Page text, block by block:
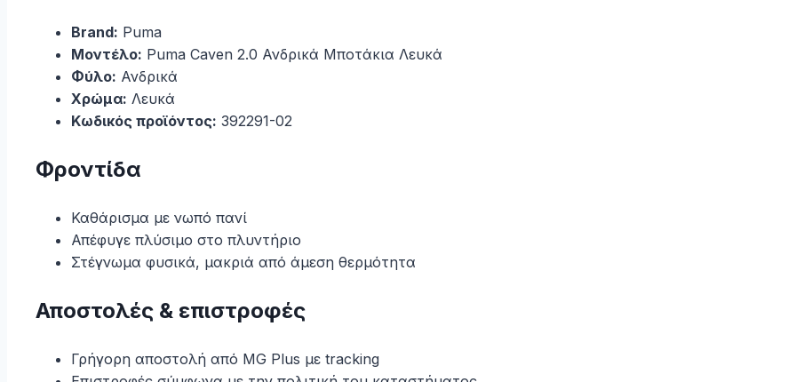
Brand: Puma
Μοντέλο: Puma Caven 2.0 Ανδρικά Μποτάκια Λευκά
Φύλο: Ανδρικά
Χρώμα: Λευκά
Κωδικός προϊόντος: 392291-02
Φροντίδα
Καθάρισμα με νωπό πανί
Απέφυγε πλύσιμο στο πλυντήριο
Στέγνωμα φυσικά, μακριά από άμεση θερμότητα
Αποστολές & επιστροφές
Γρήγορη αποστολή από MG Plus με tracking